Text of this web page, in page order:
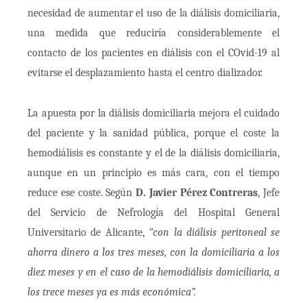
necesidad de aumentar el uso de la diálisis domiciliaria,
una medida que reduciría considerablemente el
contacto de los pacientes en diálisis con el COvid-19 al
evitarse el desplazamiento hasta el centro dializador.
La apuesta por la diálisis domiciliaria mejora el cuidado
del paciente y la sanidad pública, porque el coste la
hemodiálisis es constante y el de la diálisis domiciliaria,
aunque en un principio es más cara, con el tiempo
reduce ese coste. Según D. Javier Pérez Contreras, Jefe
del Servicio de Nefrología del Hospital General
Universitario de Alicante, “con la diálisis peritoneal se
ahorra dinero a los tres meses, con la domiciliaria a los
diez meses y en el caso de la hemodiálisis domiciliaria, a
los trece meses ya es más económica”.